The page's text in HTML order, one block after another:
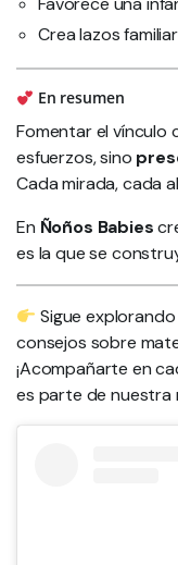
Crea lazos
En resumen
Fomentar el vínculo
esfuerzos, sino
Cada mirada, cada
En Ñoños Babies
es la que se
Sigue
consejos sobre
¡Acompañarte en
es parte de nuestra